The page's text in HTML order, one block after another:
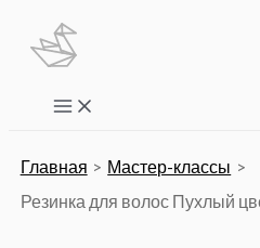
Перейти
содержимому
Main
Menu
Главная
Мастер-классы
Резинка для волос Пухлый